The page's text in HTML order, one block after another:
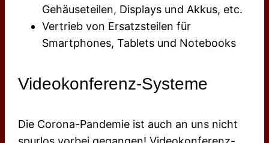
Gehäuseteilen, Displays und Akkus, etc.
Vertrieb von Ersatzsteilen für
Smartphones, Tablets und Notebooks
Videokonferenz-Systeme
Die Corona-Pandemie ist auch an uns nicht